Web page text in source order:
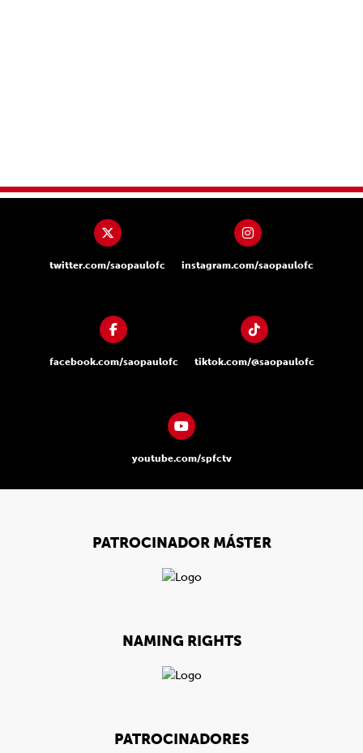
twitter.com/saopaulofc instagram.com/saopaulofc
facebook.com/saopaulofc tiktok.com/@saopaulofc
youtube.com/spfctv
PATROCINADOR MÁSTER
NAMING RIGHTS
PATROCINADORES